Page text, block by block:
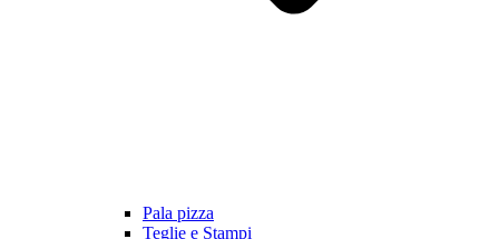
Pala pizza
Teglie e Stampi